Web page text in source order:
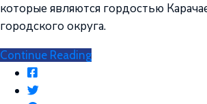
которые являются гордостью
городского округа.
Continue Reading